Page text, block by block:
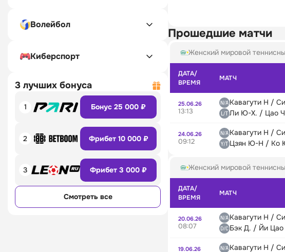
Волейбол
Киберспорт
3 лучших бонуса
1 Бонус 25 000 ₽
2 Фрибет 10 000 ₽
3 Фрибет 3 000 ₽
Смотреть все
Прошедшие матчи
Женский мировой
ДАТА/
ВРЕМЯ
МАТЧ
25.06.26
13:13
Кавагути Н /
Ли Ю-Х. / Цао
24.06.26
09:12
Кавагути Н /
Цзян Ю-Н / Ко
Женский мировой
ДАТА/
ВРЕМЯ
МАТЧ
20.06.26
08:07
Кавагути Н /
Бэк Д. / Йи Цао
19.06.26
Кавагути Н /